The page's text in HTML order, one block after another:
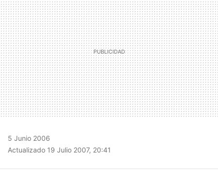
5 Junio 2006
Actualizado 19 Julio 2007, 20:41